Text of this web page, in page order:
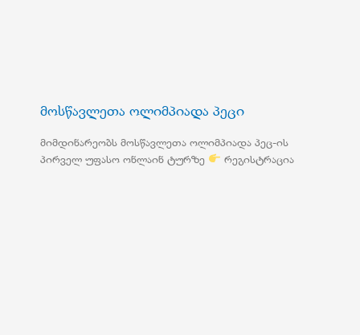
მოსწავლეთა ოლიმპიადა პეცი
მიმდინარეობს მოსწავლეთა ოლიმპიადა პეც-ის
პირველ უფასო ონლაინ ტურზე
რეგისტრაცია